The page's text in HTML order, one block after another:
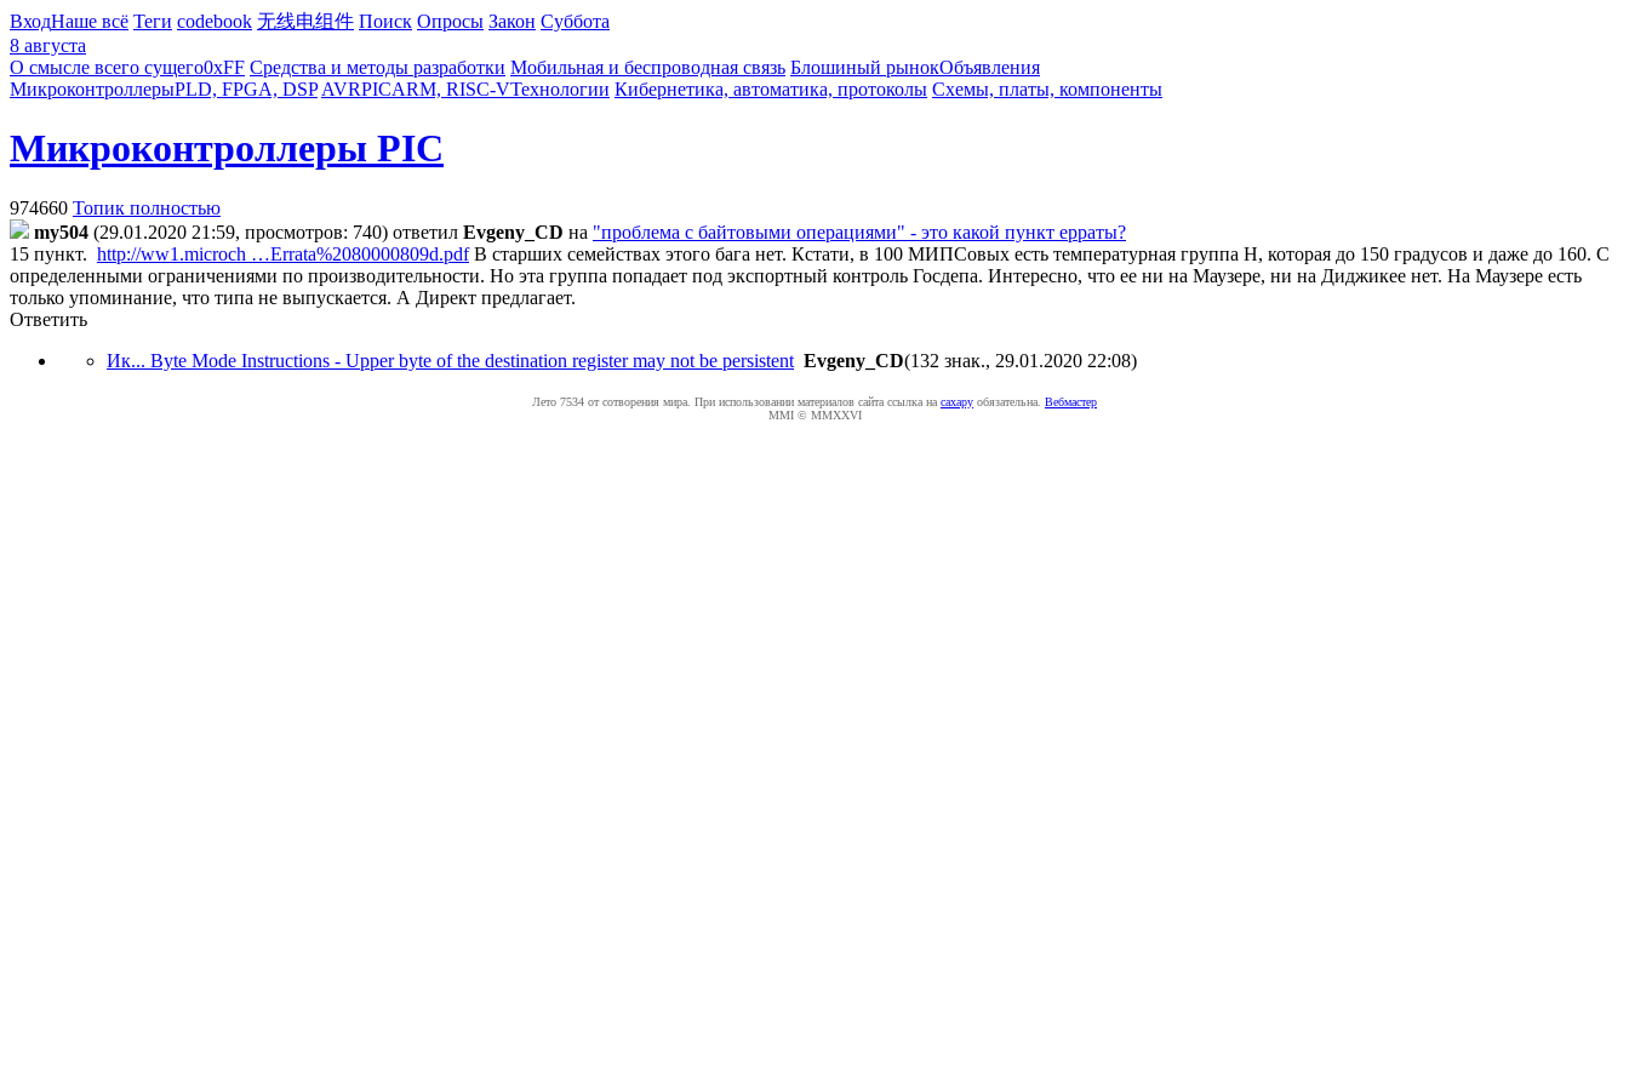
ВходНаше всё Теги codebook 无线电组件 Поиск Опросы Закон Суббота
8 августа
О смысле всего сущего0xFF Средства и методы разработки Мобильная и беспроводная связь Блошиный рынокОбъявления
МикроконтроллерыPLD, FPGA, DSP AVRPICARM, RISC-VТехнологии Кибернетика, автоматика, протоколы Схемы, платы, компоненты
Микроконтроллеры PIC
974660 Топик полностью
my504 (29.01.2020 21:59, просмотров: 740) ответил Evgeny_CD на "проблема с байтовыми операциями" - это какой пункт ерраты?
15 пункт. http://ww1.microch …Errata%2080000809d.pdfВ старших семействах этого бага нет. Кстати, в 100 МИПСовых есть температурная группа H, которая до 150 градусов и даже до 160. С
определенными ограничениями по производительности. Но эта группа попадает под экспортный контроль Госдепа. Интересно, что ее ни на Маузере, ни на Диджикее нет. На Маузере есть
только упоминание, что типа не выпускается. А Директ предлагает.
Ответить
Ик... Byte Mode Instructions - Upper byte of the destination register may not be persistent Evgeny_CD(132 знак., 29.01.2020 22:08)
Лето 7534 от сотворения мира. При использовании материалов сайта ссылка на caxapу обязательна. Вебмастер
MMI © MMXXVI